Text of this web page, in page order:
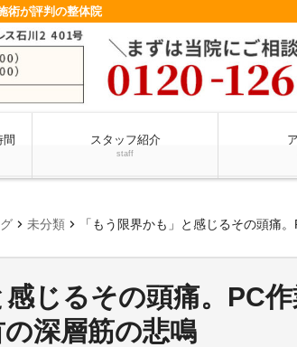
術が評判の整体院
スタッフ紹介
staff
chevron_right 未分類 chevron_right 「もう限界かも」と感じるその頭痛。PC作業と家事の合
感じるその頭痛。PC
深層筋の悲鳴